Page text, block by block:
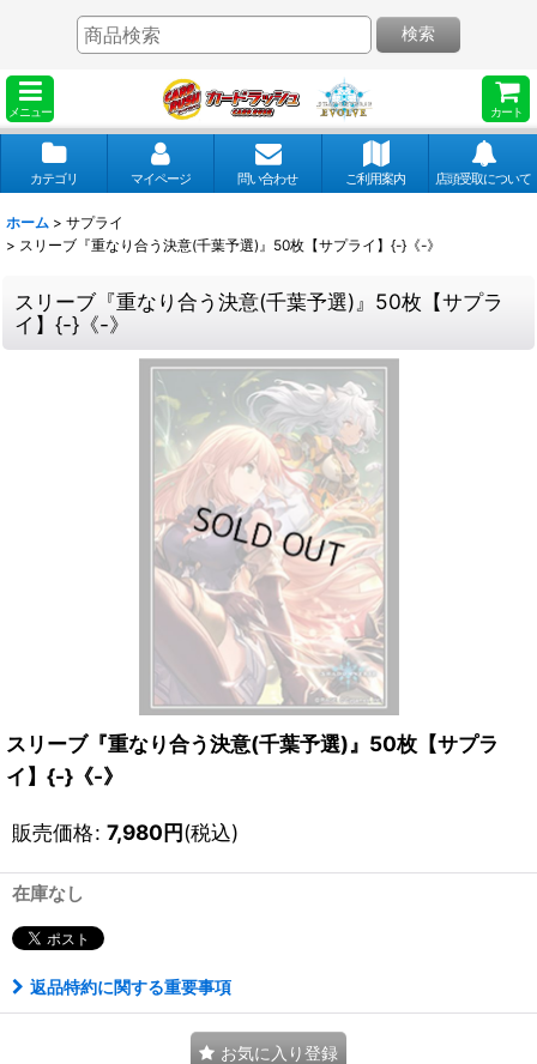
メニュー カート
検索
カテゴリ マイページ 問い合わせ ご利用案内 店頭受取について
ホーム > サプライ
> スリーブ『重なり合う決意(千葉予選)』50枚【サプライ】{-}《-》
スリーブ『重なり合う決意(千葉予選)』50枚【サプラ
イ】{-}《-》
スリーブ『重なり合う決意(千葉予選)』50枚【サプラ
イ】{-}《-》
販売価格: 7,980円(税込)
在庫なし
返品特約に関する重要事項
お気に入り登録